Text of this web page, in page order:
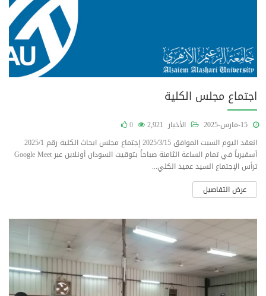
اجتماع مجلس الكلية
الأخبار 2,921
0
انعقد اليوم السبت الموافق 2025/3/15 إجتماع مجلس ابحاث الكلية رقم 2025/1
أسفيرياً في تمام الساعة الثامنة صباحاً بتوقيت السودان أونلاين عبر Google Meet
ترأس الإجتماع السيد عميد الكلي...
عرض التفاصيل